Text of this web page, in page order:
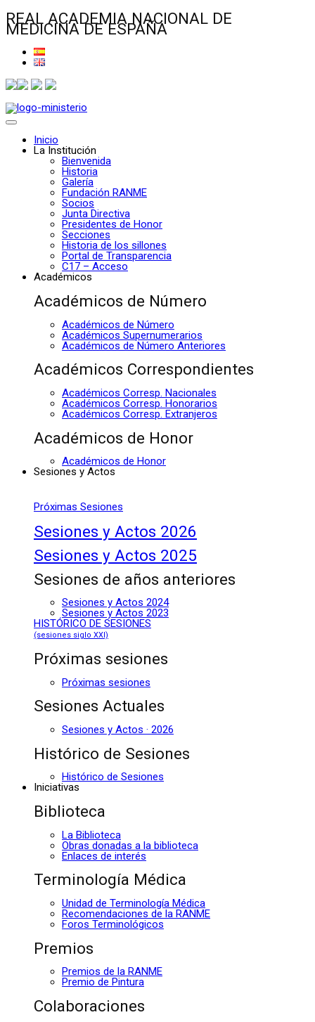
REAL ACADEMIA NACIONAL DE
MEDICINA DE ESPAÑA
Inicio
La Institución
Bienvenida
Historia
Galería
Fundación RANME
Socios
Junta Directiva
Presidentes de Honor
Secciones
Historia de los sillones
Portal de Transparencia
C17 – Acceso
Académicos
Académicos de Número
Académicos de Número
Académicos Supernumerarios
Académicos de Número Anteriores
Académicos Correspondientes
Académicos Corresp. Nacionales
Académicos Corresp. Honorarios
Académicos Corresp. Extranjeros
Académicos de Honor
Académicos de Honor
Sesiones y Actos
Próximas Sesiones
Sesiones y Actos 2026
Sesiones y Actos 2025
Sesiones de años anteriores
Sesiones y Actos 2024
Sesiones y Actos 2023
HISTÓRICO DE SESIONES
(sesiones siglo XXI)
Próximas sesiones
Próximas sesiones
Sesiones Actuales
Sesiones y Actos · 2026
Histórico de Sesiones
Histórico de Sesiones
Iniciativas
Biblioteca
La Biblioteca
Obras donadas a la biblioteca
Enlaces de interés
Terminología Médica
Unidad de Terminología Médica
Recomendaciones de la RANME
Foros Terminológicos
Premios
Premios de la RANME
Premio de Pintura
Colaboraciones